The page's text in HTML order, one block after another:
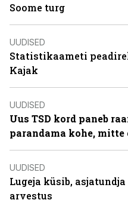
Soome turg
UUDISED
Statistikaameti
Kajak
UUDISED
Uus TSD kord paneb
parandama kohe, mitte
UUDISED
Lugeja küsib,
arvestus